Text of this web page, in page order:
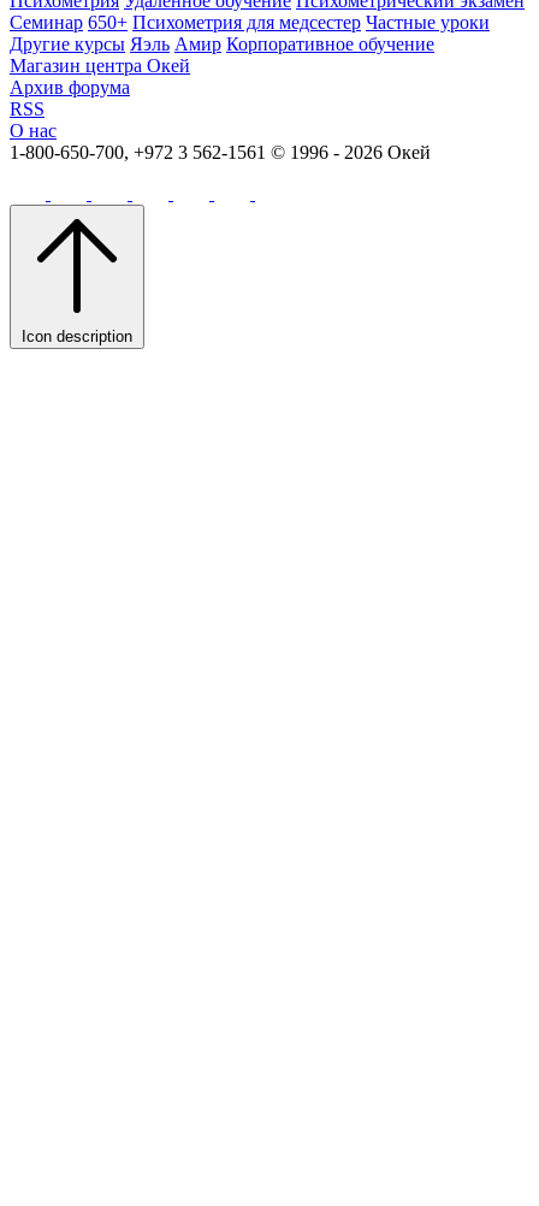
Семинар 650+ Психометрия для медсестер Частные уроки
Другие курсы Яэль Амир Корпоративное обучение
Магазин центра Окей
Архив форума
RSS
О нас
1-800-650-700, +972 3 562-1561 © 1996 - 2026 Окей
Icon description